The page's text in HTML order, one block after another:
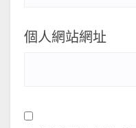
個人網站網址